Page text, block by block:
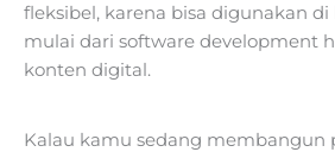
fleksibel, karena bisa digunakan
mulai dari software development
konten digital.
Kalau kamu sedang membangun